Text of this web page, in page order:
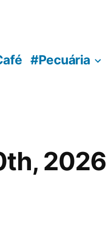
#Pecuária
2026